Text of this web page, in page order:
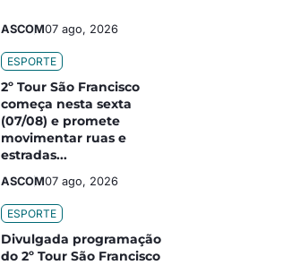
ASCOM07 ago, 2026
ESPORTE
2º Tour São Francisco
começa nesta sexta
(07/08) e promete
movimentar ruas e
estradas...
ASCOM07 ago, 2026
ESPORTE
Divulgada programação
do 2º Tour São Francisco